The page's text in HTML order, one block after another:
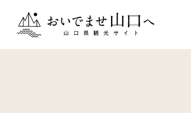
おいでませ山口へー山口県観光サイト